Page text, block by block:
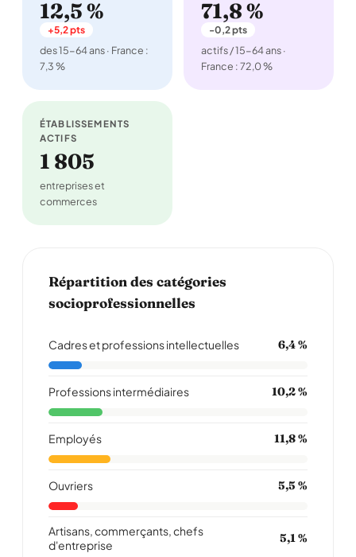
12,5 %
+5,2 pts
des 15-64 ans · France :
7,3 %
71,8 %
-0,2 pts
actifs / 15-64 ans ·
France : 72,0 %
ÉTABLISSEMENTS
ACTIFS
1 805
entreprises et
commerces
Répartition des catégories
socioprofessionnelles
Cadres et professions intellectuelles 6,4 %
Professions intermédiaires 10,2 %
Employés 11,8 %
Ouvriers 5,5 %
Artisans, commerçants, chefs
d'entreprise
5,1 %